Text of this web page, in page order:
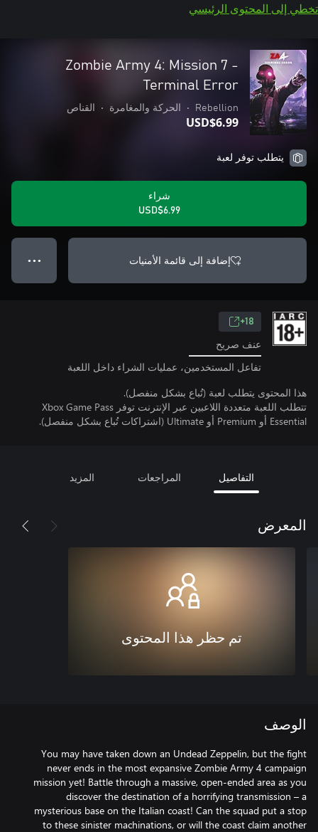
تخطي إلى المحتوى الرئيسي
Zombie Army 4: Mission 7 -
Terminal Error
Rebellion
• الحركة والمغامرة • القناص
USD$6.99
يتطلب توفر لعبة
شراء
USD$6.99
إضافة إلى قائمة الأمنيات ● ● ●
18+
عنف صريح
تفاعل المستخدمين، عمليات الشراء داخل اللعبة
هذا المحتوى يتطلب لعبة (تُباع بشكل منفصل).
تتطلب اللعبة متعددة اللاعبين عبر الإنترنت توفر Xbox Game Pass
Essential أو Premium أو Ultimate (اشتراكات تُباع بشكل منفصل).
التفاصيل المراجعات المزيد
المعرض
تم حظر هذا المحتوى
الوصف
You may have taken down an Undead Zeppelin, but the fight
never ends in the most expansive Zombie Army 4 campaign
mission yet! Battle through a massive, open-ended area as you
discover the destination of a horrifying transmission – a
mysterious base on the Italian coast! Can the squad put a stop
to these sinister machinations, or will the coast claim another